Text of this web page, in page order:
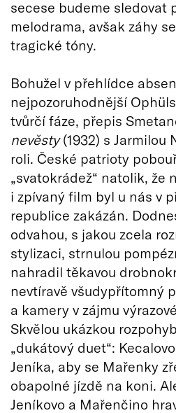
secese budeme sledovat
melodrama, avšak záhy
tragické tóny.
Bohužel v přehlídce
nejpozoruhodnější
tvůrčí fáze, přepis
nevěsty(1932) s Jarmilou
roli. České patrioty
„svatokrádež“ natolik, že
i zpívaný film byl u nás v
republice zakázán.
odvahou, s jakou zcela
stylizaci, strnulou
nahradil těkavou
nevtíravě všudypřítomný
a kamery v zájmu
Skvělou ukázkou
„dukátový duet“:
Jeníka, aby se Mařenky
obapolné jízdě na koni.
Jeníkovo a Mařenčino